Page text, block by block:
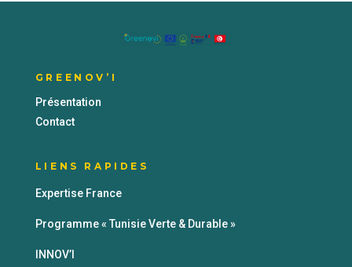
GREENOV’I
Présentation
Contact
LIENS RAPIDES
Expertise France
Programme « Tunisie Verte & Durable »
INNOV’I